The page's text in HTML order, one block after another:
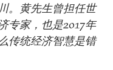
。黄先生曾担任世
专家，也是2017年
传统经济智慧是错